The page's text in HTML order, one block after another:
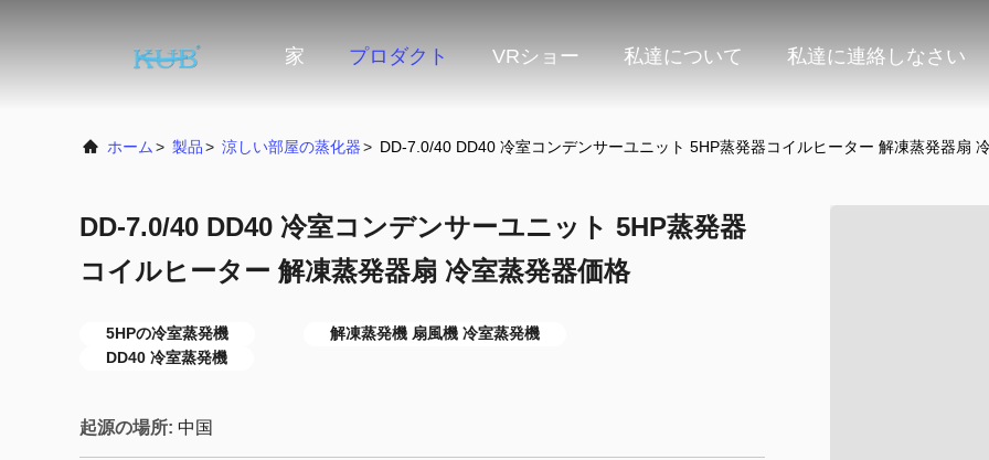
家 プロダクト VRショー 私達について 私達に連絡しなさい
ホーム > 製品> 涼しい部屋の蒸化器> DD-7.0/40 DD40 冷室コンデンサーユニット 5HP蒸発器コイルヒーター 解凍蒸発器扇
DD-7.0/40 DD40 冷室コンデンサーユニット 5HP蒸発器
コイルヒーター 解凍蒸発器扇 冷室蒸発器価格
5HPの冷室蒸発機
解凍蒸発機 扇風機 冷室蒸発機
DD40 冷室蒸発機
起源の場所: 中国